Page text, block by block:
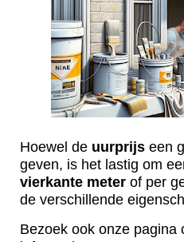
Hoewel de uurprijs een
geven, is het lastig om
vierkante meter of per
de verschillende
Bezoek ook onze pagina